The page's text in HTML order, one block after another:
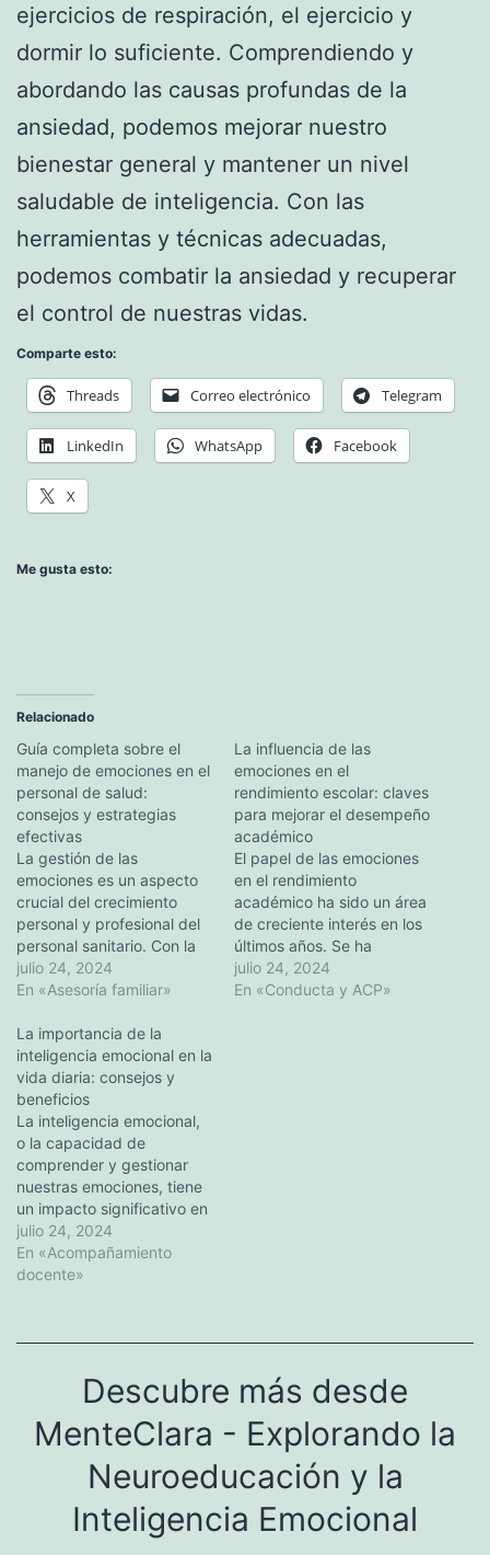
ejercicios de respiración, el ejercicio y
dormir lo suficiente. Comprendiendo y
abordando las causas profundas de la
ansiedad, podemos mejorar nuestro
bienestar general y mantener un nivel
saludable de inteligencia. Con las
herramientas y técnicas adecuadas,
podemos combatir la ansiedad y recuperar
el control de nuestras vidas.
Comparte esto:
Threads Correo electrónico Telegram
LinkedIn WhatsApp Facebook
X
Me gusta esto:
Relacionado
Guía completa sobre el
manejo de emociones en el
personal de salud:
consejos y estrategias
efectivas
La gestión de las
emociones es un aspecto
crucial del crecimiento
personal y profesional del
personal sanitario. Con la
pandemia en curso y otros
retos en el ámbito
las enfermeras dispongan
de técnicas eficaces para
gestionar sus emociones y
sentimientos. Esta
completa guía
proporcionará a las…
julio 24, 2024
En «Asesoría familiar»
La influencia de las
emociones en el
rendimiento escolar: claves
para mejorar el desempeño
académico
El papel de las emociones
en el rendimiento
académico ha sido un área
de creciente interés en los
últimos años. Se ha
demostrado que las
emociones positivas, como
julio 24, 2024
En «Conducta y ACP»
La importancia de la
inteligencia emocional en la
vida diaria: consejos y
beneficios
La inteligencia emocional,
o la capacidad de
comprender y gestionar
nuestras emociones, tiene
un impacto significativo en
nuestra vida cotidiana. En
este artículo, exploraremos
la importancia de la
proporcionaremos
esta valiosa habilidad.
Desde la gestión de
conflictos y el
establecimiento…
julio 24, 2024
En «Acompañamiento
docente»
Descubre más desde
MenteClara - Explorando la
Neuroeducación y la
Inteligencia Emocional